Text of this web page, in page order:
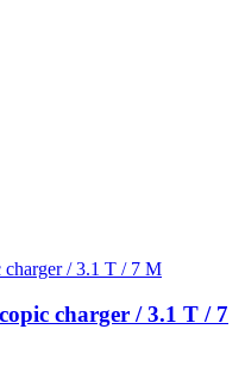
charger / 3.1 T / 7